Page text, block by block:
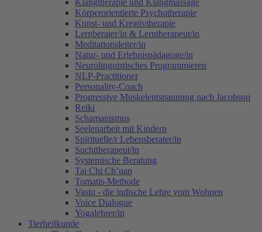
Klangtherapie und Klangmassage
Körperorientierte Psychotherapie
Kunst- und Kreativtherapie
Lernberater/in & Lerntherapeut/in
Meditationsleiter/in
Natur- und Erlebnispädagoge/in
Neurolinguistisches Programmieren
NLP-Practitioner
Personality-Coach
Progressive Muskelentspannung nach Jacobson
Reiki
Schamanismus
Seelenarbeit mit Kindern
Spirituelle/r Lebensberater/in
Suchttherapeut/in
Systemische Beratung
Tai Chi Ch’uan
Tomatis-Methode
Vastu - die indische Lehre vom Wohnen
Voice Dialogue
Yogalehrer/in
Tierheilkunde